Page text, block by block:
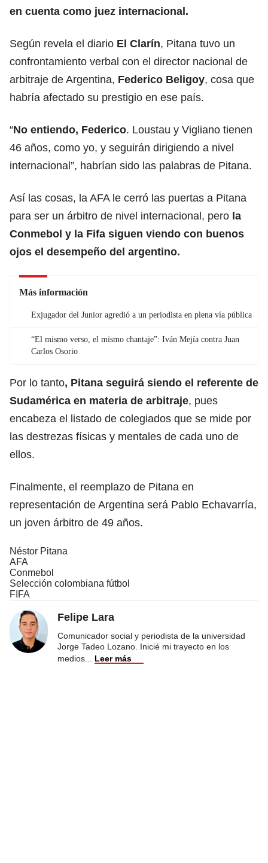
en cuenta como juez internacional.
Según revela el diario El Clarín, Pitana tuvo un
confrontamiento verbal con el director nacional de
arbitraje de Argentina, Federico Beligoy, cosa que
habría afectado su prestigio en ese país.
“No entiendo, Federico. Loustau y Vigliano tienen
46 años, como yo, y seguirán dirigiendo a nivel
internacional”, habrían sido las palabras de Pitana.
Así las cosas, la AFA le cerró las puertas a Pitana
para ser un árbitro de nivel internacional, pero la
Conmebol y la Fifa siguen viendo con buenos
ojos el desempeño del argentino.
Más información
Exjugador del Junior agredió a un periodista en plena vía pública
“El mismo verso, el mismo chantaje”: Iván Mejía contra Juan
Carlos Osorio
Por lo tanto, Pitana seguirá siendo el referente de
Sudamérica en materia de arbitraje, pues
encabeza el listado de colegiados que se mide por
las destrezas físicas y mentales de cada uno de
ellos.
Finalmente, el reemplazo de Pitana en
representación de Argentina será Pablo Echavarría,
un joven árbitro de 49 años.
Néstor Pitana
AFA
Conmebol
Selección colombiana fútbol
FIFA
Felipe Lara
Comunicador social y periodista de la universidad
Jorge Tadeo Lozano. Inicié mi trayecto en los
medios
Leer más